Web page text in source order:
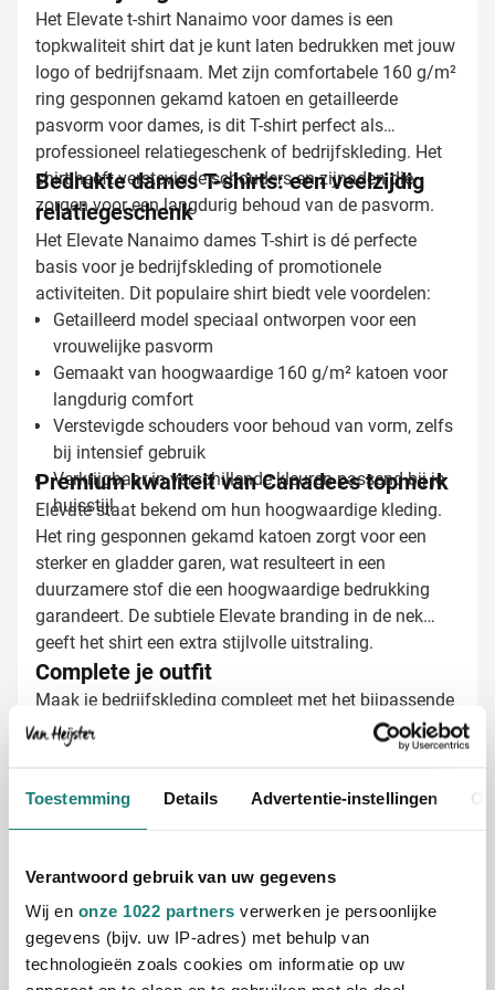
Toestemming Details Advertentie-instellingen
Verantwoord gebruik van uw gegevens
Wij en onze 1022 partners verwerken je persoonlijke
gegevens (bijv. uw IP-adres) met behulp van
technologieën zoals cookies om informatie op uw
Het Elevate t-shirt Nanaimo voor dames is een
topkwaliteit shirt dat je kunt laten bedrukken met jouw
logo of bedrijfsnaam. Met zijn comfortabele 160 g/m²
ring gesponnen gekamd katoen en getailleerde
pasvorm voor dames, is dit T-shirt perfect als
professioneel relatiegeschenk of bedrijfskleding. Het
shirt heeft verstevigde schouders en zijnaden die
zorgen voor een langdurig behoud van de pasvorm.
Bedrukte dames T-shirts: een veelzijdig
relatiegeschenk
Het Elevate Nanaimo dames T-shirt is dé perfecte
basis voor je bedrijfskleding of promotionele
activiteiten. Dit populaire shirt biedt vele voordelen:
Getailleerd model speciaal ontworpen voor een
vrouwelijke pasvorm
Gemaakt van hoogwaardige 160 g/m² katoen voor
langdurig comfort
Verstevigde schouders voor behoud van vorm, zelfs
bij intensief gebruik
Verkrijgbaar in verschillende kleuren passend bij je
huisstijl
Premium kwaliteit van Canadees topmerk
Elevate staat bekend om hun hoogwaardige kleding.
Het ring gesponnen gekamd katoen zorgt voor een
sterker en gladder garen, wat resulteert in een
duurzamere stof die een hoogwaardige bedrukking
garandeert. De subtiele Elevate branding in de nek
geeft het shirt een extra stijlvolle uitstraling.
Complete je outfit
Maak je bedrijfskleding compleet met het bijpassende
Elevate Nanaimo heren T-shirt (art. 5642). Hiermee
creëer je een uniforme uitstraling voor je hele team,
beurzen of als dagelijkse werkkleding.
Bij Van Heijster Relatiegeschenken maken we van
jouw Elevate shirts échte blikvangers:
Bedrukking met je bedrijfslogo in één of meerdere
kleuren